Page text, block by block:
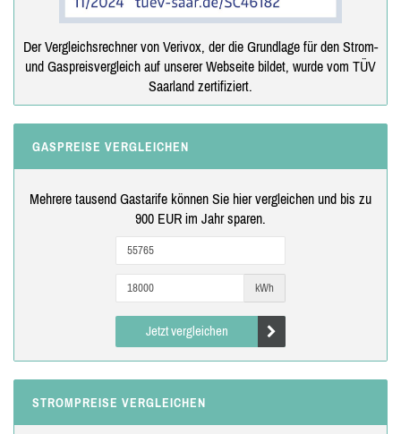
Der Vergleichsrechner von Verivox, der die Grundlage für den Strom-
und Gaspreisvergleich auf unserer Webseite bildet, wurde vom TÜV
Saarland zertifiziert.
GASPREISE VERGLEICHEN
Mehrere tausend Gastarife können Sie hier vergleichen und bis zu
900 EUR im Jahr sparen.
kWh
Jetzt vergleichen
STROMPREISE VERGLEICHEN